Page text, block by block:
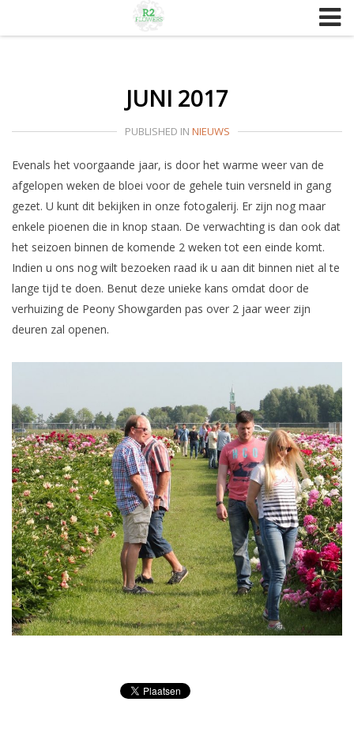
JUNI 2017
PUBLISHED IN NIEUWS
Evenals het voorgaande jaar, is door het warme weer van de
afgelopen weken de bloei voor de gehele tuin versneld in gang
gezet. U kunt dit bekijken in onze fotogalerij. Er zijn nog maar
enkele pioenen die in knop staan. De verwachting is dan ook dat
het seizoen binnen de komende 2 weken tot een einde komt.
Indien u ons nog wilt bezoeken raad ik u aan dit binnen niet al te
lange tijd te doen. Benut deze unieke kans omdat door de
verhuizing de Peony Showgarden pas over 2 jaar weer zijn
deuren zal openen.